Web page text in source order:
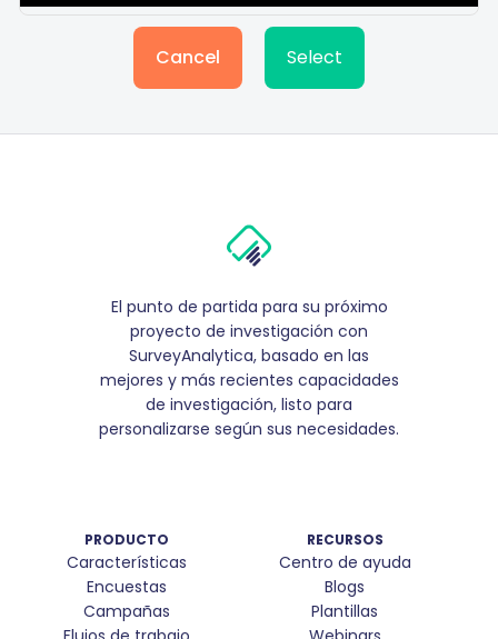
Cancel Select
El punto de partida para su próximo
proyecto de investigación con
SurveyAnalytica, basado en las
mejores y más recientes capacidades
de investigación, listo para
personalizarse según sus necesidades.
PRODUCTO
Características
Encuestas
Campañas
RECURSOS
Centro de ayuda
Blogs
Plantillas